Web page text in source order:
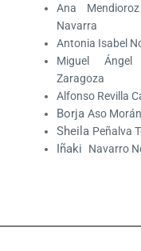
Ana
Navarra
Antonia Isabel
Miguel Ángel
Zaragoza
Alfonso Revilla
BorjaAso Morán
Sheila Peñalva
Iñaki
Navarro